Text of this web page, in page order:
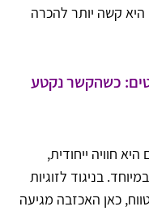
היא קשה יותר להכרה
כשהקשר נקטע
חוויה ייחודית,
בניגוד לזוגיות
כאן האכזבה מגיעה